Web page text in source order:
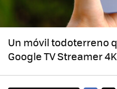
Un móvil todoterreno
Google TV Streamer